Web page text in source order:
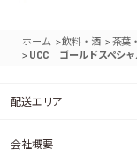
ホーム >飲料・酒 >茶葉
> UCC ゴールドスペシ
配送エリア
会社概要